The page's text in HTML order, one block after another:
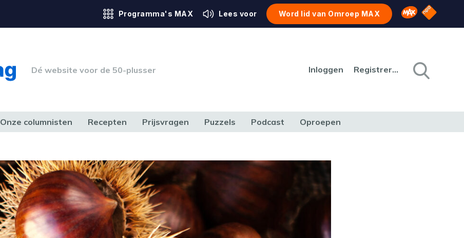
Programma's MAX Lees voor Word lid van Omroep MAX Omroep MAX
NPO
Dé website voor de 50-plusser Inloggen Registreren
Onze columnisten Recepten Prijsvragen Puzzels Podcast Oproepen